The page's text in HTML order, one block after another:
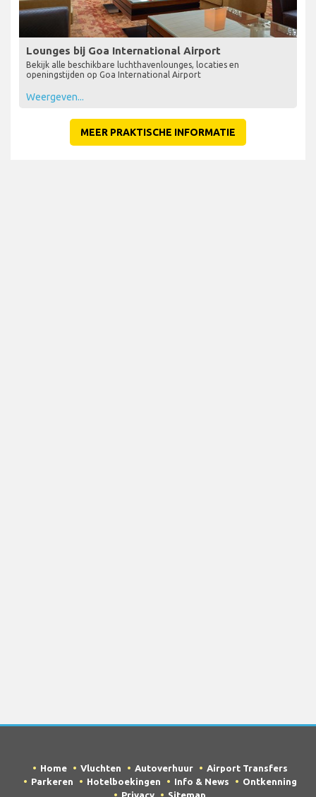
Lounges bij Goa International Airport
Bekijk alle beschikbare luchthavenlounges, locaties en
openingstijden op Goa International Airport
Weergeven...
Autoverhuur